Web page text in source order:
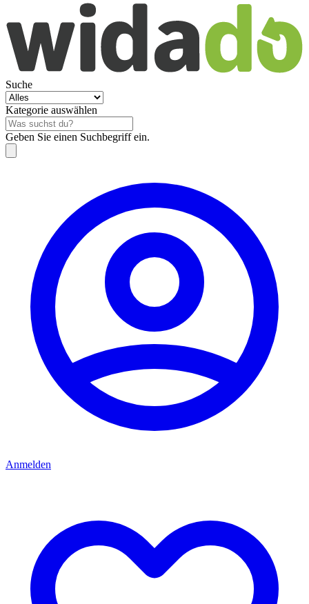
Suche
Kategorie auswählen
Geben Sie einen Suchbegriff ein.
Anmelden